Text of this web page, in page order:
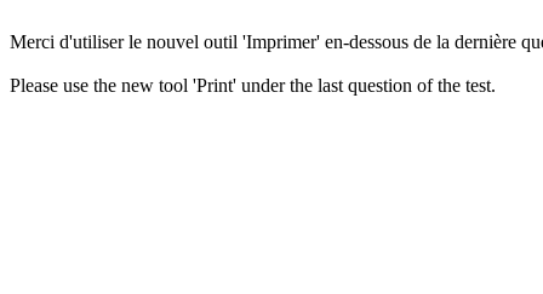
Merci d'utiliser le nouvel outil 'Imprimer' en-dessous de la dernière
Please use the new tool 'Print' under the last question of the test.